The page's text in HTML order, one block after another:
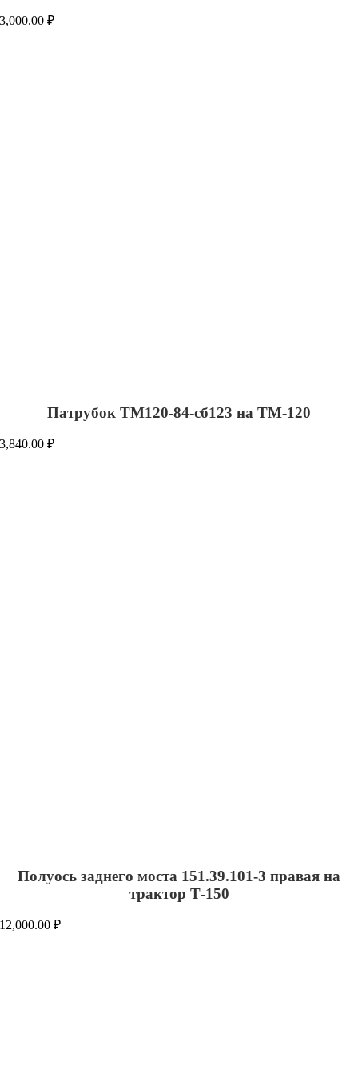
3,000.00₽
Патрубок ТМ120-84-сб123 на ТМ-120
3,840.00₽
Полуось заднего моста 151.39.101-3 правая на
трактор Т-150
12,000.00₽